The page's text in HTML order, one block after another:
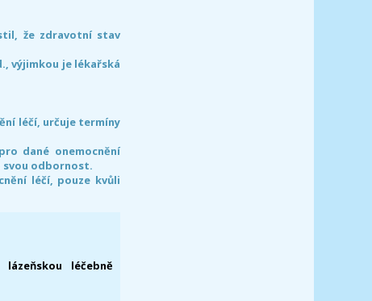
že zdravotní stav
výjimkou je lékařská
léčí, určuje termíny
dané onemocnění
svou odbornost.
léčí, pouze kvůli
léčebně